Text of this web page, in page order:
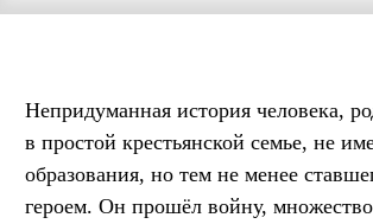
Непридуманная история человека,
в простой крестьянской семье, не
образования, но тем не менее
героем. Он прошёл войну,